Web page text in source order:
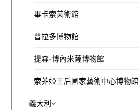
畢卡索美術館
普拉多博物館
提森-博內米薩博物館
索菲婭王后國家藝術中心博物館
義大利